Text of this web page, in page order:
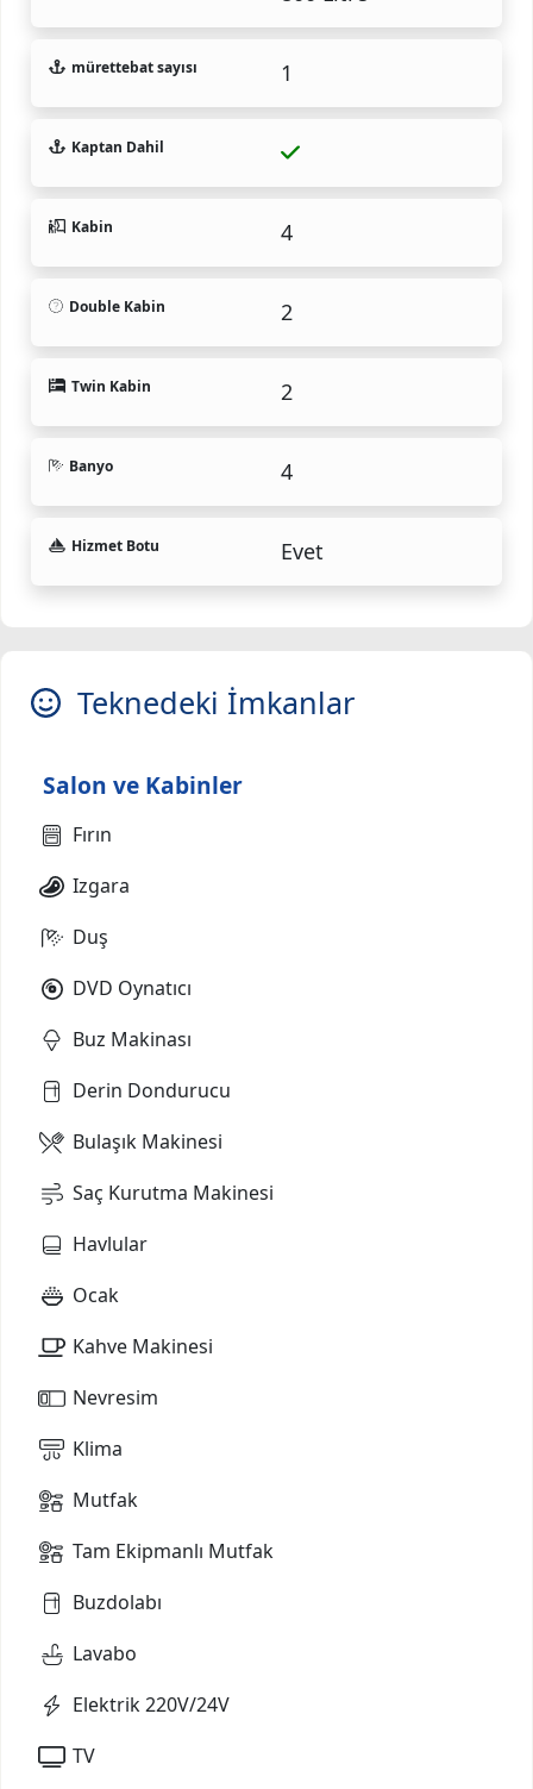
mürettebat sayısı 1
Kaptan Dahil
Kabin 4
Double Kabin 2
Twin Kabin 2
Banyo 4
Hizmet Botu Evet
Teknedeki İmkanlar
Salon ve Kabinler
Fırın
Izgara
Duş
DVD Oynatıcı
Buz Makinası
Derin Dondurucu
Bulaşık Makinesi
Saç Kurutma Makinesi
Havlular
Ocak
Kahve Makinesi
Nevresim
Klima
Mutfak
Tam Ekipmanlı Mutfak
Buzdolabı
Lavabo
Elektrik 220V/24V
TV